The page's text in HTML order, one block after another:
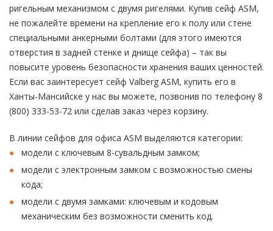
ригельным механизмом с двумя ригелями. Купив сейф ASM,
не пожалейте времени на крепление его к полу или стене
специальными анкерными болтами (для этого имеются
отверстия в задней стенке и днище сейфа) – так вы
повысите уровень безопасности хранения ваших ценностей.
Если вас заинтересует сейф Valberg ASM, купить его в
Ханты-Мансийске у нас вы можете, позвонив по телефону 8
(800) 333-53-72 или сделав заказ через корзину.
В линии сейфов для офиса ASM выделяются категории:
модели с ключевым 8-сувальдным замком;
модели с электронным замком с возможностью смены
кода;
модели с двумя замками: ключевым и кодовым
механическим без возможности сменить код.